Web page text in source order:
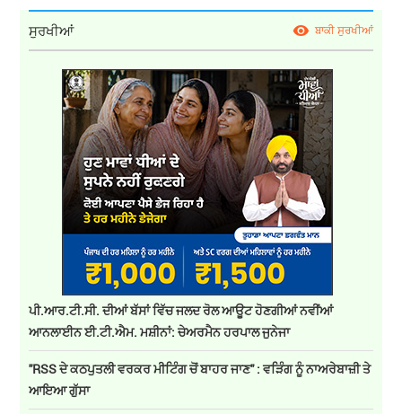
ਸੁਰਖੀਆਂ ਬਾਕੀ ਸੁਰਖੀਆਂ
ਪੀ.ਆਰ.ਟੀ.ਸੀ. ਦੀਆਂ ਬੱਸਾਂ ਵਿੱਚ ਜਲਦ ਰੋਲ ਆਊਟ ਹੋਣਗੀਆਂ ਨਵੀਂਆਂ
ਆਨਲਾਈਨ ਈ.ਟੀ.ਐਮ. ਮਸ਼ੀਨਾਂ: ਚੇਅਰਮੈਨ ਹਰਪਾਲ ਜੁਨੇਜਾ
''RSS ਦੇ ਕਠਪੁਤਲੀ ਵਰਕਰ ਮੀਟਿੰਗ ਚੋਂ ਬਾਹਰ ਜਾਣ'' : ਵੜਿੰਗ ਨੂੰ ਨਾਅਰੇਬਾਜ਼ੀ ਤੇ
ਆਇਆ ਗੁੱਸਾ